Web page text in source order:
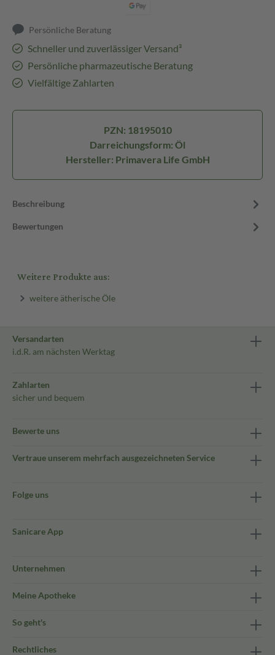
Persönliche Beratung
Schneller und zuverlässiger Versand³
Persönliche pharmazeutische Beratung
Vielfältige Zahlarten
PZN: 18195010
Darreichungsform: Öl
Hersteller: Primavera Life GmbH
Beschreibung
Bewertungen
Weitere Produkte aus:
weitere ätherische Öle
Versandarten
i.d.R. am nächsten Werktag
Zahlarten
sicher und bequem
Bewerte uns
Vertraue unserem mehrfach ausgezeichneten Service
Folge uns
Sanicare App
Unternehmen
Meine Apotheke
So geht's
Rechtliches